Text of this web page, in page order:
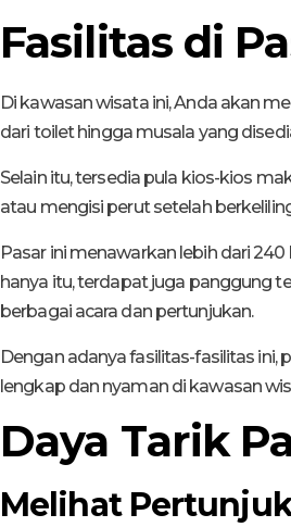
Fasilitas di
Di kawasan wisata ini, Anda akan
dari toilet hingga musala yang
Selain itu, tersedia pula kios-kios
atau mengisi perut setelah
Pasar ini menawarkan lebih dari
hanya itu, terdapat juga panggung
berbagai acara dan pertunjukan.
Dengan adanya fasilitas-fasilitas
lengkap dan nyaman di kawasan
Daya Tarik
Melihat